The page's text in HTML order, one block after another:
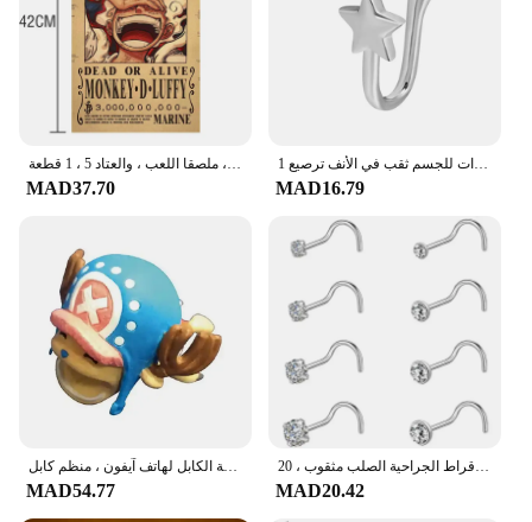
لوفي الشمس الله نيكا باونتي أراد الملصقات للأطفال ، شخصيات أنيمي ، خمر غرفة المعيشة الجدار الديكور ، ملصقا اللعب ، والعتاد 5 ، 1 قطعة
MAD37.70
1 قطعة النحاس الأنف حلقة مشبك الأنف القلب ستار تاج مشبك الأنف الأذن الكفة كليب القرط وهمية مجوهرات للجسم ثقب في الأنف ترصيع
MAD16.79
واقي لدغة الكابل لهاتف آيفون ، منظم كابل USB ، لوفي زورو ويندر ، ألعاب كاواي ، هدية للأطفال ، 1 والي
MAD54.77
الأقراط الجراحية الصلب مثقوب ، 20g الكريستال ، خاتم الأنف ، والمجوهرات ، 8 قطع مجموعة
MAD20.42